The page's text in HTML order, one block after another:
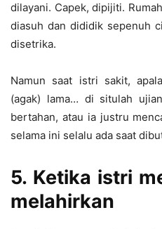
dilayani. Capek, dipijiti.
diasuh dan dididik sepenuh
disetrika.
Namun saat istri sakit,
(agak) lama… di situlah
bertahan, atau ia justru
selama ini selalu ada saat
5. Ketika istri
melahirkan